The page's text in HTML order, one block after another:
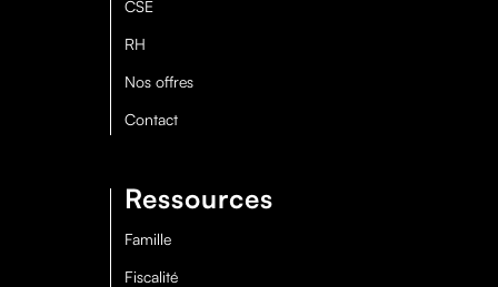
CSE
RH
Nos offres
Contact
Ressources
Famille
Fiscalité